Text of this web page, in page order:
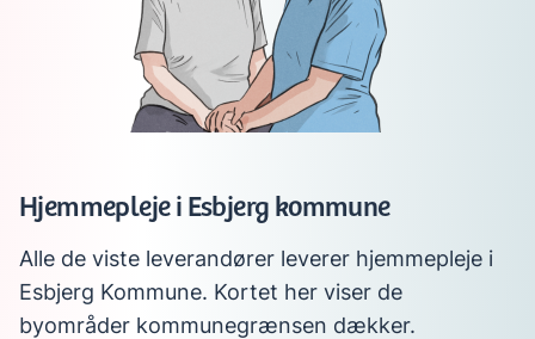
Hjemmepleje i Esbjerg kommune
Alle de viste leverandører leverer hjemmepleje i
Esbjerg Kommune. Kortet her viser de
byområder kommunegrænsen dækker.